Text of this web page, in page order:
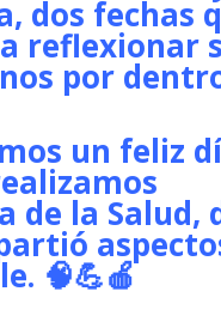
dos fechas
reflexionar
por
un feliz
la Salud,
🧠💪🍎